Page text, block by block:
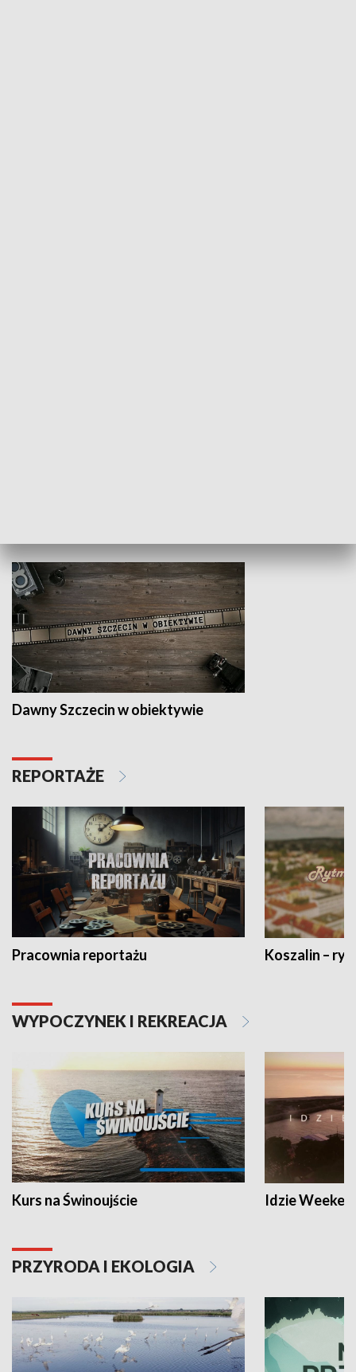
Dawny Szczecin w obiektywie
REPORTAŻE
Pracownia reportażu Koszalin –
WYPOCZYNEK I REKREACJA
Kurs na Świnoujście Idzie
PRZYRODA I EKOLOGIA